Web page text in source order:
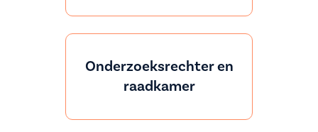
Onderzoeksrechter en
raadkamer